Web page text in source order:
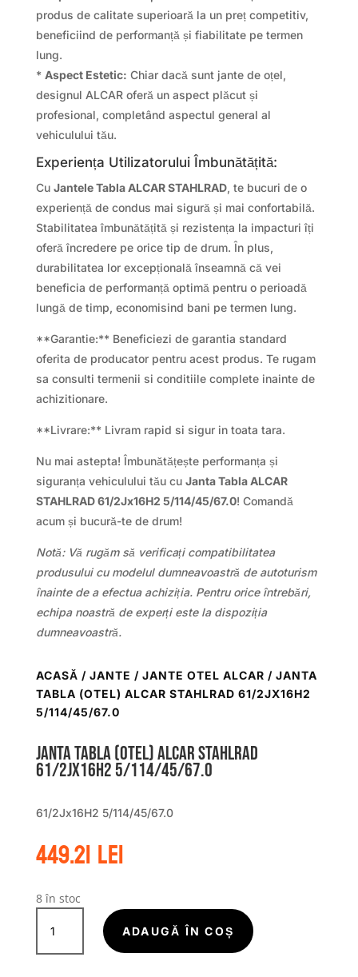
produs de calitate superioară la un preț competitiv,
beneficiind de performanță și fiabilitate pe termen
lung.
* Aspect Estetic: Chiar dacă sunt jante de oțel,
designul ALCAR oferă un aspect plăcut și
profesional, completând aspectul general al
vehiculului tău.
Experiența Utilizatorului Îmbunătățită:
Cu Jantele Tabla ALCAR STAHLRAD, te bucuri de o
experiență de condus mai sigură și mai confortabilă.
Stabilitatea îmbunătățită și rezistența la impacturi îți
oferă încredere pe orice tip de drum. În plus,
durabilitatea lor excepțională înseamnă că vei
beneficia de performanță optimă pentru o perioadă
lungă de timp, economisind bani pe termen lung.
**Garantie:** Beneficiezi de garantia standard
oferita de producator pentru acest produs. Te rugam
sa consulti termenii si conditiile complete inainte de
achizitionare.
**Livrare:** Livram rapid si sigur in toata tara.
Nu mai astepta! Îmbunătățește performanța și
siguranța vehiculului tău cu Janta Tabla ALCAR
STAHLRAD 61/2Jx16H2 5/114/45/67.0! Comandă
acum și bucură-te de drum!
Notă: Vă rugăm să verificați compatibilitatea
produsului cu modelul dumneavoastră de autoturism
înainte de a efectua achiziția. Pentru orice întrebări,
echipa noastră de experți este la dispoziția
dumneavoastră.
ACASĂ / JANTE / JANTE OTEL ALCAR / JANTA
TABLA (OTEL) ALCAR STAHLRAD 61/2JX16H2
5/114/45/67.0
Janta tabla (otel) ALCAR STAHLRAD
61/2Jx16H2 5/114/45/67.0
61/2Jx16H2 5/114/45/67.0
449.21lei
8 în stoc
Cantitate
Janta
tabla
ADAUGĂ ÎN COȘ